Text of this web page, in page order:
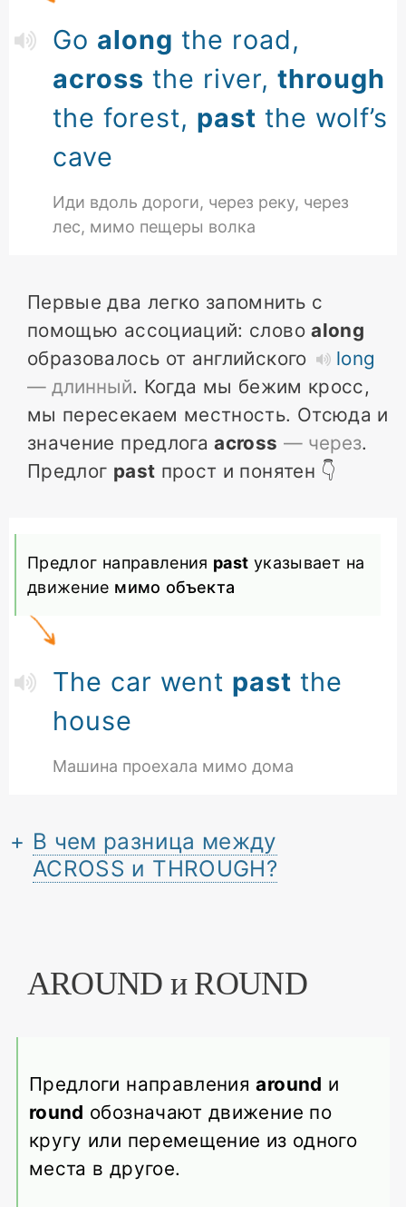
Go along the road,
across the river, through
the forest, past the wolf’s
cave
Иди вдоль дороги, через реку, через
лес, мимо пещеры волка
Первые два легко запомнить с
помощью ассоциаций: словоalong
образовалось от английского
long
— длинный. Когда мы бежим кросс,
мы пересекаем местность. Отсюда и
значение предлогаacross — через.
Предлог past прост и понятен 👇
Предлог направления past указывает на
движение мимо объекта
The car went past the
house
Машина проехала мимо дома
В чем разница между
ACROSS и THROUGH?
AROUND и ROUND
Предлоги направленияaround и
round обозначают движение по
кругу или перемещение из одного
места в другое.